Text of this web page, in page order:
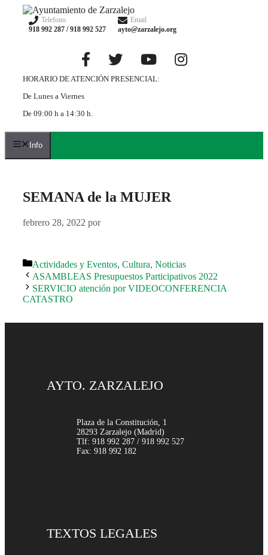
Saltar
contenido
Telefono
918 992 287 / 918 992 527
Email
ayto@zarzalejo.org
HORARIO DE ATENCIÓN PRESENCIAL:
De Lunes a Viernes
De 09:00 h a 14:30 h.
Info
SEMANA de la MUJER
febrero 28, 2022 por
Categorías
Actividades y Eventos, Cultura, Noticias
ASAMBLEAS Presupuestos Participativos 2022
SERVICIO atención por VIDEOCONFERENCIA
CATASTRO
AYTO. ZARZALEJO
Plaza de la Constitución, 1
28293 Zarzalejo (Madrid)
Tlf: 918 992 287 / 918 992 527
Fax: 918 992 182
TEXTOS LEGALES